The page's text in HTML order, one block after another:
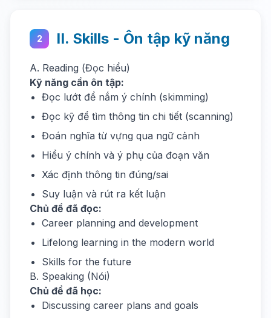
2 II. Skills - Ôn tập kỹ năng
A. Reading (Đọc hiểu)
Kỹ năng cần ôn tập:
Đọc lướt để nắm ý chính (skimming)
Đọc kỹ để tìm thông tin chi tiết (scanning)
Đoán nghĩa từ vựng qua ngữ cảnh
Hiểu ý chính và ý phụ của đoạn văn
Xác định thông tin đúng/sai
Suy luận và rút ra kết luận
Chủ đề đã đọc:
Career planning and development
Lifelong learning in the modern world
Skills for the future
B. Speaking (Nói)
Chủ đề đã học:
Discussing career plans and goals